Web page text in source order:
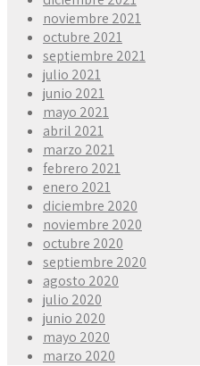
noviembre 2021
octubre 2021
septiembre 2021
julio 2021
junio 2021
mayo 2021
abril 2021
marzo 2021
febrero 2021
enero 2021
diciembre 2020
noviembre 2020
octubre 2020
septiembre 2020
agosto 2020
julio 2020
junio 2020
mayo 2020
marzo 2020